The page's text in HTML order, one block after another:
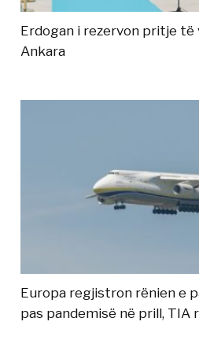
Erdogan i rezervon pritje
Ankara
Europa regjistron rënien e
pas pandemisë në prill, TIA